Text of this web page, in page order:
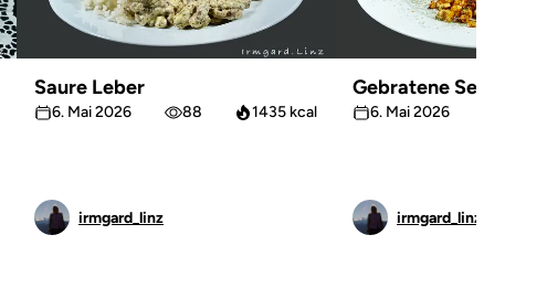
Saure Leber
6. Mai 2026 88 1435 kcal
irmgard_linz
Gebratene Sellerie
6. Mai 2026
irmgard_linz